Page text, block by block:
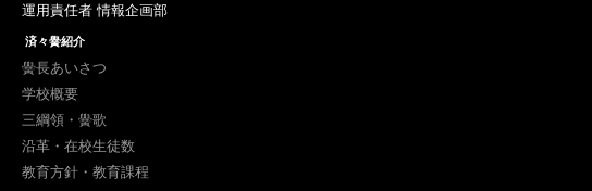
運用責任者 情報企画部
済々黌紹介
黌長あいさつ
学校概要
三綱領・黌歌
沿革・在校生徒数
教育方針・教育課程